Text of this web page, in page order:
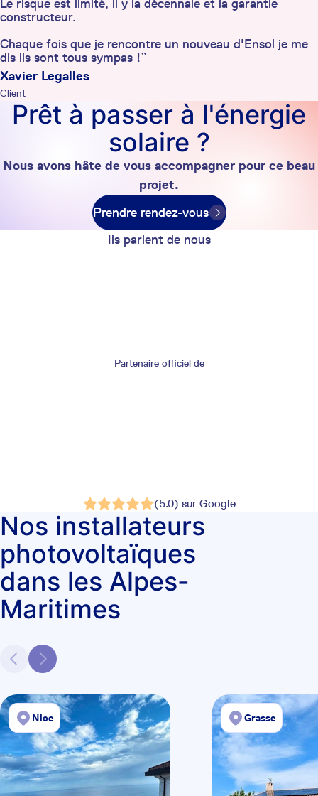
Le risque est limité, il y la décennale et la garantie
constructeur.
Chaque fois que je rencontre un nouveau d'Ensol je me
dis ils sont tous sympas !”
Xavier Legalles
Client
Prêt à passer à l'énergie
solaire ?
Nous avons hâte de vous accompagner pour ce beau
projet.
Prendre rendez-vous
Ils parlent de nous
Partenaire officiel de
(5.0) sur Google
Nos installateurs
photovoltaïques
dans les Alpes-
Maritimes
Nice Grasse